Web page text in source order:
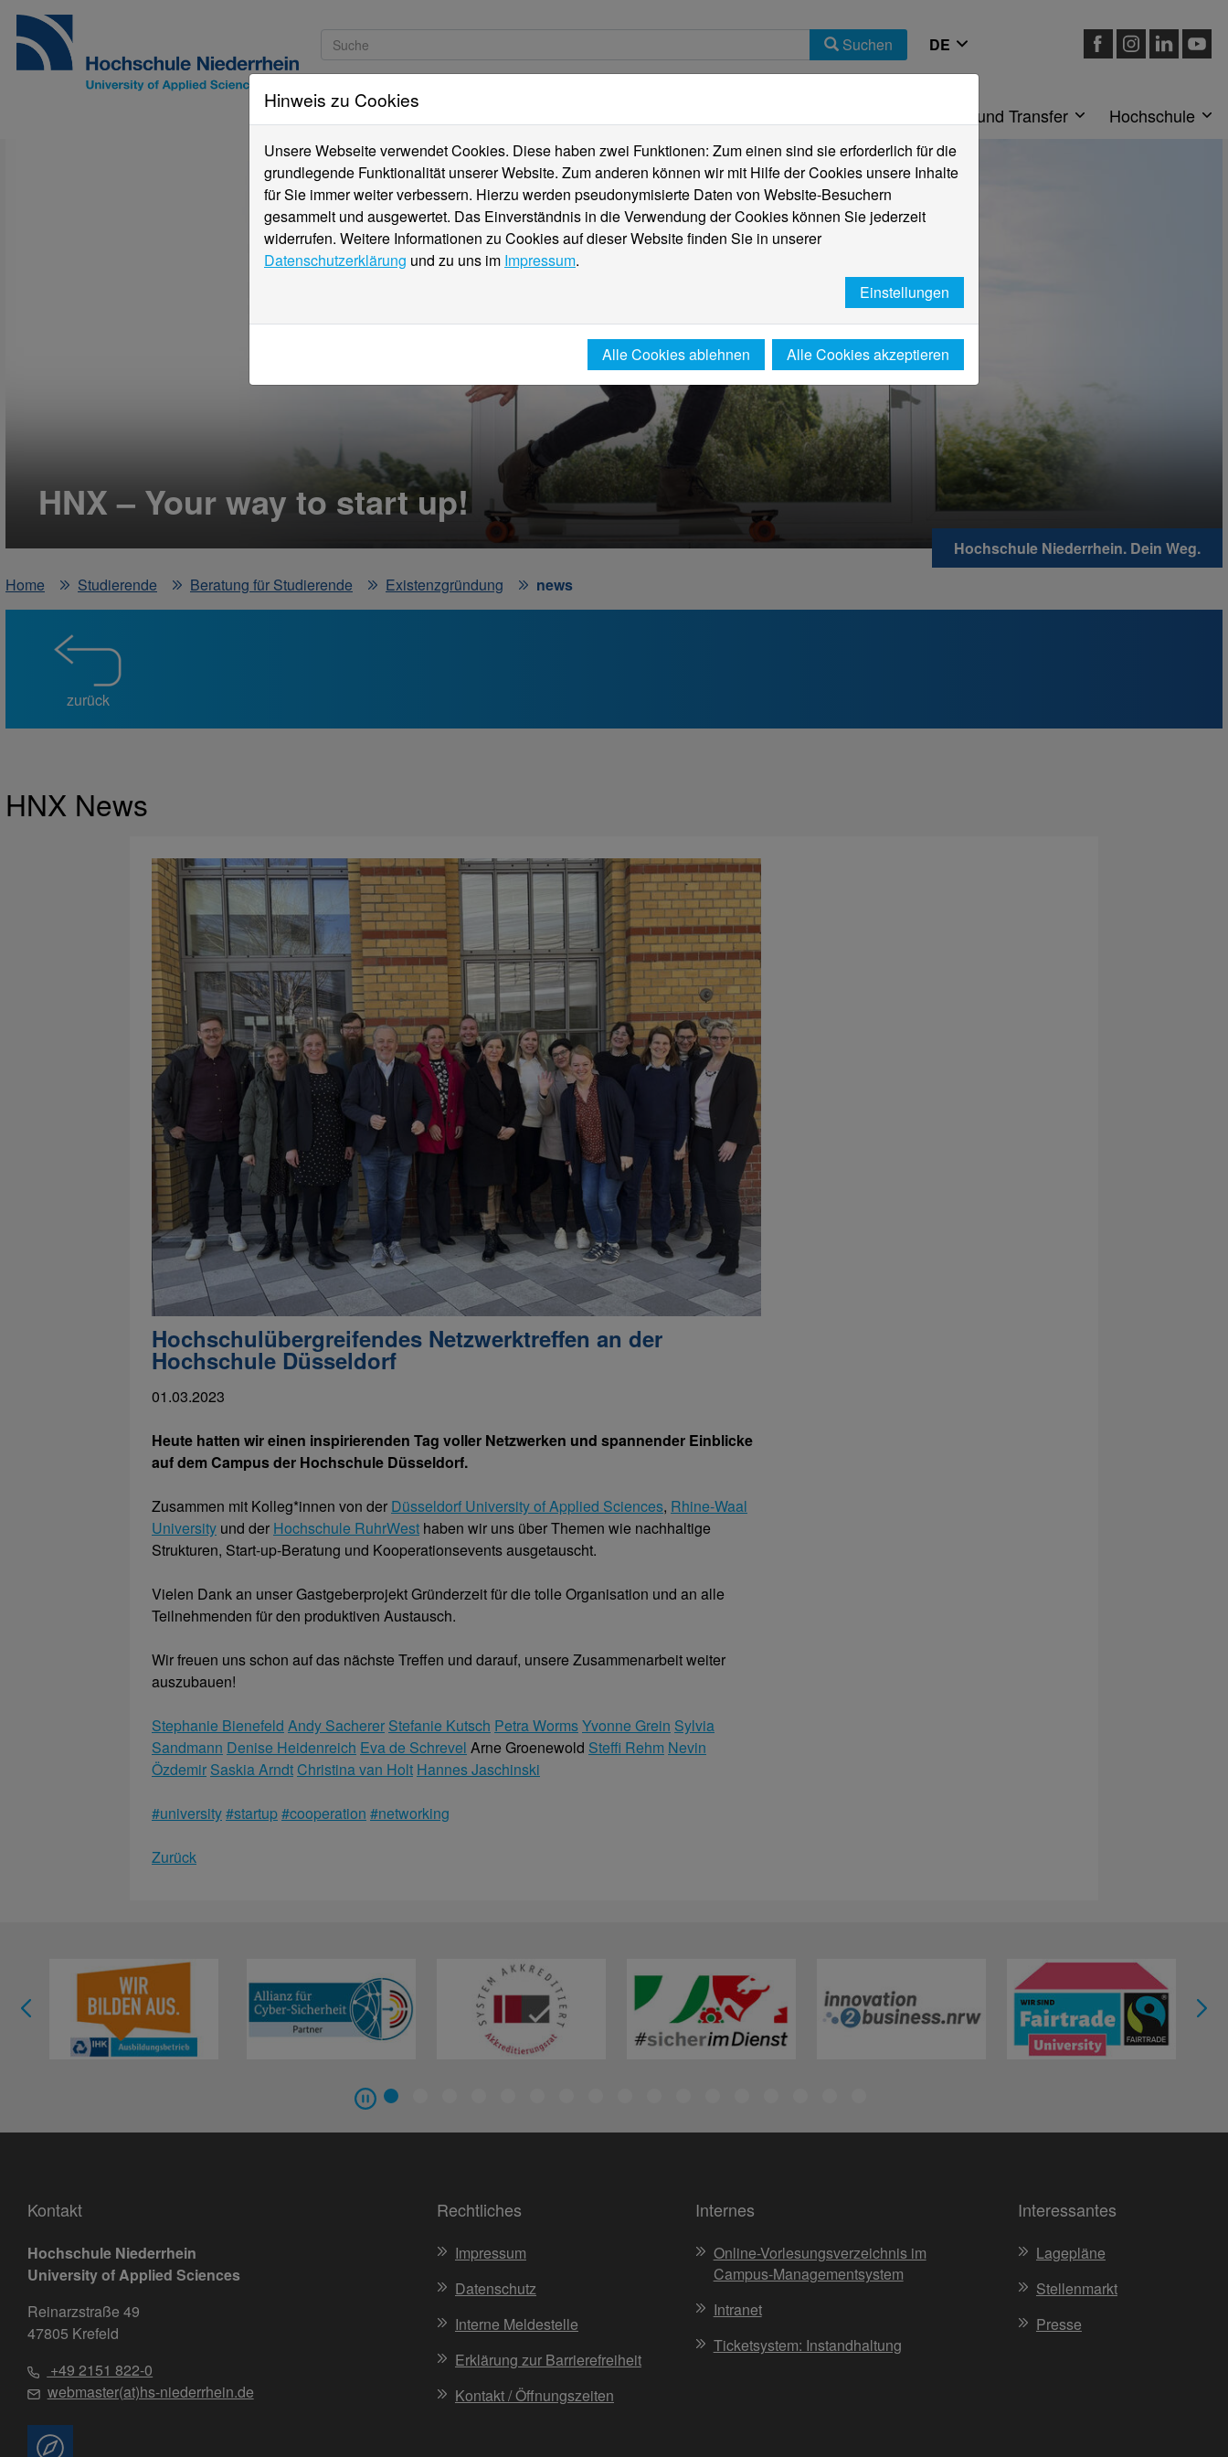
Suchen
Studieninteressierte Forschung und Transfer Hochschule
HNX – Your way to start up!
Hochschule Niederrhein. Dein Weg.
Home
Studierende Beratung für Studierende Existenzgründung news
zurück
HNX News
Hochschulübergreifendes Netzwerktreffen an der
Hochschule Düsseldorf
01.03.2023
Heute hatten wir einen inspirierenden Tag voller Netzwerken und spannender Einblicke
auf dem Campus der Hochschule Düsseldorf.
Zusammen mit Kolleg*innen von der Düsseldorf University of Applied Sciences, Rhine-Waal
University und der Hochschule RuhrWest haben wir uns über Themen wie nachhaltige
Strukturen, Start-up-Beratung und Kooperationsevents ausgetauscht.
Vielen Dank an unser Gastgeberprojekt Gründerzeit für die tolle Organisation und an alle
Teilnehmenden für den produktiven Austausch.
Wir freuen uns schon auf das nächste Treffen und darauf, unsere Zusammenarbeit weiter
auszubauen!
Stephanie Bienefeld Andy Sacherer Stefanie Kutsch Petra WormsYvonne Grein Sylvia
Sandmann Denise Heidenreich Eva de Schrevel Arne Groenewold Steffi Rehm Nevin
Özdemir Saskia Arndt Christina van Holt Hannes Jaschinski
#university#startup#cooperation #networking
Zurück
Kontakt
Hochschule Niederrhein
University of Applied Sciences
Reinarzstraße 49
47805 Krefeld
+49 2151 822-0
webmaster(at)hs-niederrhein.de
Rechtliches
Impressum
Datenschutz
Interne Meldestelle
Erklärung zur Barrierefreiheit
Kontakt / Öffnungszeiten
Internes
Online-Vorlesungsverzeichnis im
Campus-Managementsystem
Intranet
Ticketsystem: Instandhaltung
Interessantes
Lagepläne
Stellenmarkt
Presse
Hinweis zu Cookies
Unsere Webseite verwendet Cookies. Diese haben zwei Funktionen: Zum einen sind sie erforderlich für die
grundlegende Funktionalität unserer Website. Zum anderen können wir mit Hilfe der Cookies unsere Inhalte
für Sie immer weiter verbessern. Hierzu werden pseudonymisierte Daten von Website-Besuchern
gesammelt und ausgewertet. Das Einverständnis in die Verwendung der Cookies können Sie jederzeit
widerrufen. Weitere Informationen zu Cookies auf dieser Website finden Sie in unserer
Datenschutzerklärung und zu uns im Impressum.
Einstellungen
Alle Cookies ablehnen Alle Cookies akzeptieren